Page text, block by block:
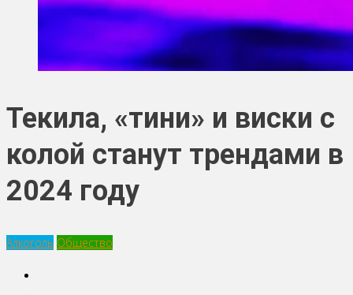
Текила, «тини» и виски с
колой станут трендами в
2024 году
Алкоголь Общество